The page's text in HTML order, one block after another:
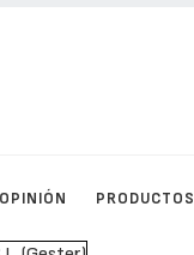
OPINIÓN PRODUCTOS